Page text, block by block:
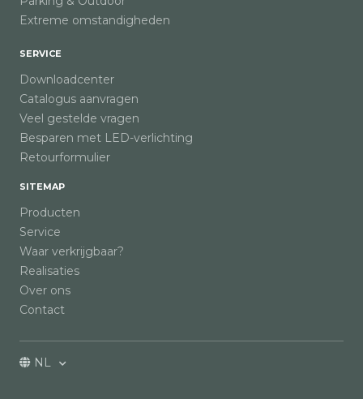
Extreme omstandigheden
SERVICE
Downloadcenter
Catalogus aanvragen
Veel gestelde vragen
Besparen met LED-verlichting
Retourformulier
SITEMAP
Producten
Service
Waar verkrijgbaar?
Realisaties
Over ons
Contact
NL